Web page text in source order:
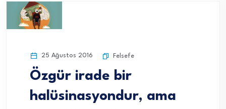
25 Ağustos 2016 Felsefe
Özgür irade bir
halüsinasyondur, ama